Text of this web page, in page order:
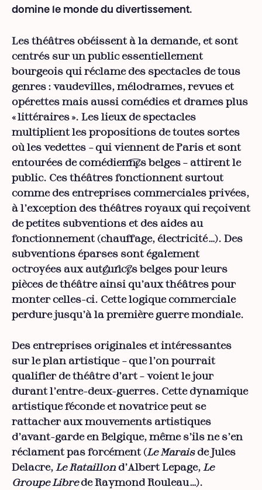
domine le monde du divertissement.
Les théâtres obéissent à la demande, et sont
centrés sur un public essentiellement
bourgeois qui réclame des spectacles de tous
genres : vaudevilles, mélodrames, revues et
opérettes mais aussi comédies et drames plus
« littéraires ». Les lieux de spectacles
multiplient les propositions de toutes sortes
où les vedettes – qui viennent de Paris et sont
entourées de comédien·nes belges – attirent le
public. Ces théâtres fonctionnent surtout
comme des entreprises commerciales privées,
à l’exception des théâtres royaux qui reçoivent
de petites subventions et des aides au
fonctionnement (chauffage, électricité…). Des
subventions éparses sont également
octroyées aux auteur·ices belges pour leurs
pièces de théâtre ainsi qu’aux théâtres pour
monter celles-ci. Cette logique commerciale
perdure jusqu’à la première guerre mondiale.
Des entreprises originales et intéressantes
sur le plan artistique – que l’on pourrait
qualifier de théâtre d’art – voient le jour
durant l’entre-deux-guerres. Cette dynamique
artistique féconde et novatrice peut se
rattacher aux mouvements artistiques
d’avant-garde en Belgique, même s’ils ne s’en
réclament pas forcément (Le Maraisde Jules
Delacre, Le Rataillon d’Albert Lepage, Le
Groupe Librede Raymond Rouleau…).